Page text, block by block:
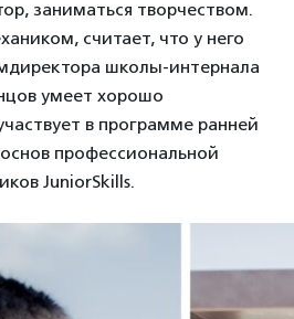
заниматься творчеством.
считает, что у него
школы-интернала
умеет хорошо
в программе ранней
профессиональной
JuniorSkills.